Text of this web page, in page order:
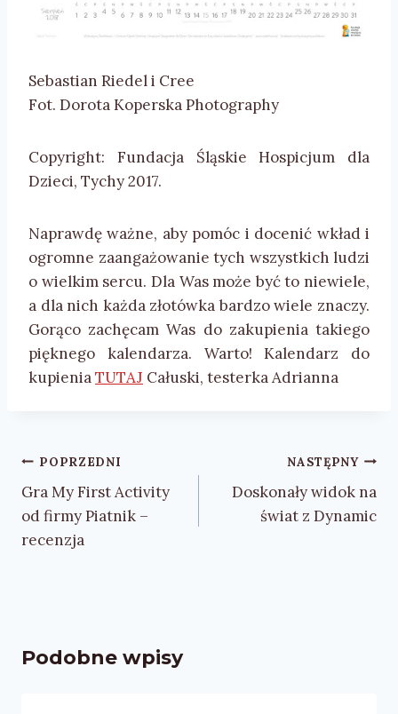
Sebastian Riedel i Cree
Fot. Dorota Koperska Photography
Copyright: Fundacja Śląskie Hospicjum dla
Dzieci, Tychy 2017.
Naprawdę ważne, aby pomóc i docenić wkład i
ogromne zaangażowanie tych wszystkich ludzi
o wielkim sercu. Dla Was może być to niewiele,
a dla nich każda złotówka bardzo wiele znaczy.
Gorąco zachęcam Was do zakupienia takiego
pięknego kalendarza. Warto! Kalendarz do
kupieniaTUTAJ Całuski, testerka Adrianna
Nawigacja
wpisu
POPRZEDNI
Gra My First Activity
od firmy Piatnik –
recenzja
NASTĘPNY
Doskonały widok na
świat z Dynamic
Podobne wpisy